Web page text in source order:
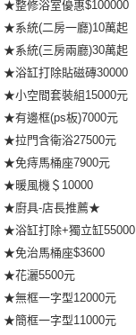
★整修浴室優惠$100000
★系統(二房一廳)10萬起
★系統(三房兩廳)30萬起
★浴缸打除貼磁磚30000
★小空間套裝組15000元
★有邊框(ps板)7000元
★拉門含衛浴27500元
★免痔馬桶座7900元
★暖風機＄10000
★廚具-店長推薦★
★浴缸打除+獨立缸55000
★免治馬桶座$3600
★花灑5500元
★無框一字型12000元
★簡框一字型11000元